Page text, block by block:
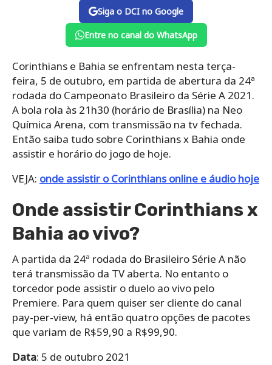
Siga o DCI no Google
Entre no canal do WhatsApp
Corinthians e Bahia se enfrentam nesta terça-
feira, 5 de outubro, em partida de abertura da 24ª
rodada do Campeonato Brasileiro da Série A 2021.
A bola rola às 21h30 (horário de Brasília) na Neo
Química Arena, com transmissão na tv fechada.
Então saiba tudo sobre Corinthians x Bahia onde
assistir e horário do jogo de hoje.
VEJA: onde assistir o Corinthians online e áudio hoje
Onde assistir Corinthians x
Bahia ao vivo?
A partida da 24ª rodada do Brasileiro Série A não
terá transmissão da TV aberta. No entanto o
torcedor pode assistir o duelo ao vivo pelo
Premiere. Para quem quiser ser cliente do canal
pay-per-view, há então quatro opções de pacotes
que variam de R$59,90 a R$99,90.
Data: 5 de outubro 2021